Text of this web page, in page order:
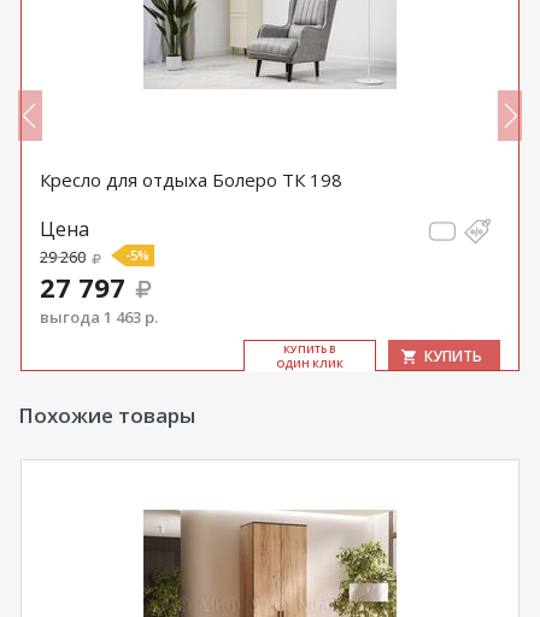
Кресло для отдыха Болеро ТК 198
Цена
29 260 -5%
27 797
выгода 1 463 р.
КУ­ПИТЬ В
ОДИН КЛИК
КУПИТЬ
Похожие товары